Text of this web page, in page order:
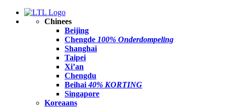
Chinees
Beijing
Chengde 100% Onderdompeling
Shanghai
Taipei
Xi’an
Chengdu
Beihai40% KORTING
Singapore
Koreaans